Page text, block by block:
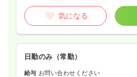
気になる
日勤のみ（常勤）
給与 お問い合わせください